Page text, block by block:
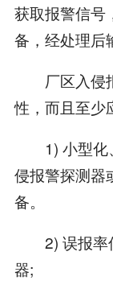
获取报警信号
备，经处理后
厂区入侵报
性，而且至少
1) 小型化
侵报警探测器
备。
2) 误报率
器;